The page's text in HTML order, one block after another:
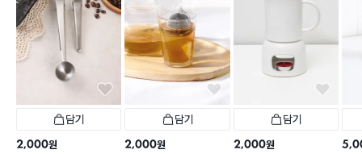
담기
2,000원
담기
2,000원
담기
2,000원